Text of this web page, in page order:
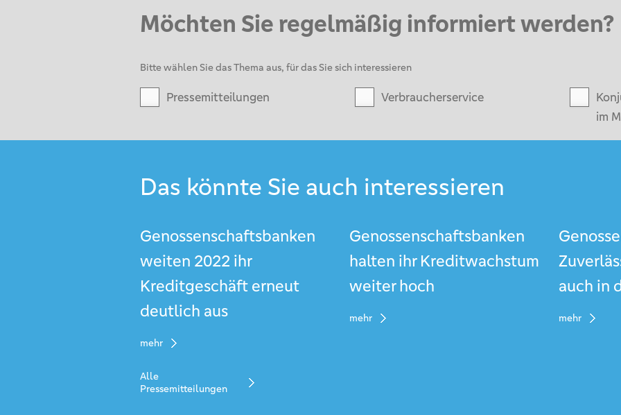
Möchten Sie regelmäßig informiert werden?
Bitte wählen Sie das Thema aus, für das Sie sich interessieren
Pressemitteilungen Verbraucherservice
im
Das könnte Sie auch interessieren
Genossenschaftsbanken
weiten 2022 ihr
Kreditgeschäft erneut
deutlich aus
mehr
Genossenschaftsbanken
halten ihr Kreditwachstum
weiter hoch
mehr
auch in
mehr
Alle
Pressemitteilungen